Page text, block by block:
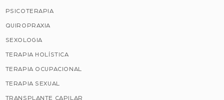
PSICOTERAPIA
QUIROPRAXIA
SEXOLOGIA
TERAPIA HOLÍSTICA
TERAPIA OCUPACIONAL
TERAPIA SEXUAL
TRANSPLANTE CAPILAR